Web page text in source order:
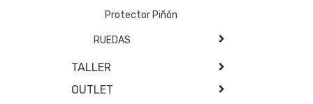
Protector Piñón
RUEDAS
TALLER
OUTLET